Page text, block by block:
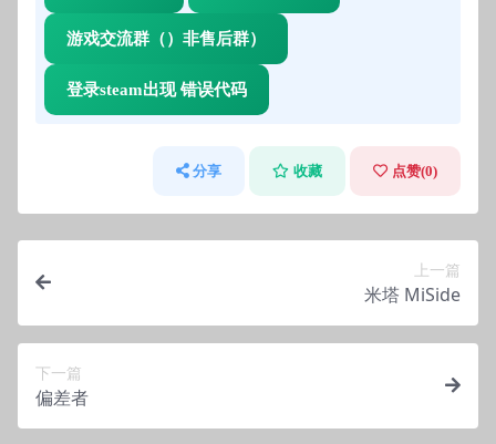
游戏交流群（）非售后群）
登录steam出现 错误代码
分享 收藏 点赞(0)
上一篇
米塔 MiSide
下一篇
偏差者